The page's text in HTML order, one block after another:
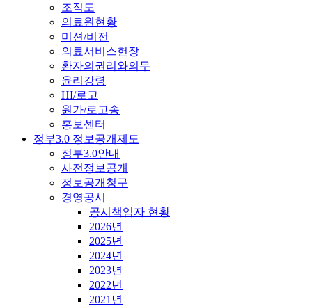
조직도
의료원현황
미션/비전
의료서비스헌장
환자의권리와의무
윤리강령
HI/로고
원가/로고송
홍보센터
정부3.0 정보공개제도
정부3.0안내
사전정보공개
정보공개청구
경영공시
공시책임자 현황
2026년
2025년
2024년
2023년
2022년
2021년